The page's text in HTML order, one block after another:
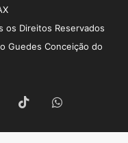
os Direitos Reservados
Guedes Conceição do
TikTokWhatsApp